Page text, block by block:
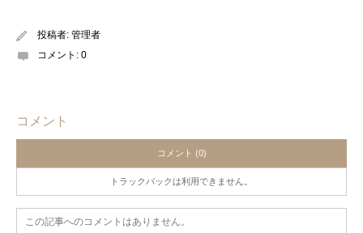
投稿者: 管理者
コメント: 0
コメント
コメント (0)
トラックバックは利用できません。
この記事へのコメントはありません。